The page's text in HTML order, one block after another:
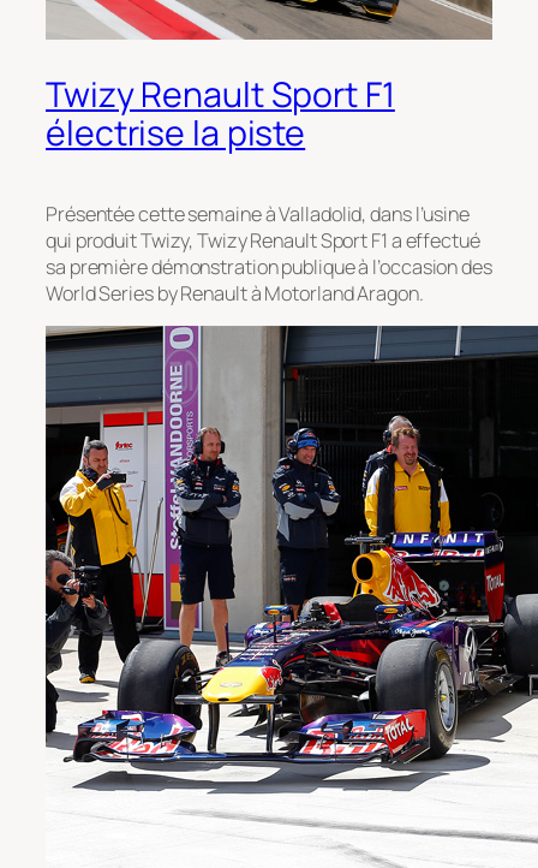
Twizy Renault Sport F1
électrise la piste
Présentée cette semaine à Valladolid, dans l’usine
qui produit Twizy, Twizy Renault Sport F1 a effectué
sa première démonstration publique à l’occasion des
World Series by Renault à Motorland Aragon.